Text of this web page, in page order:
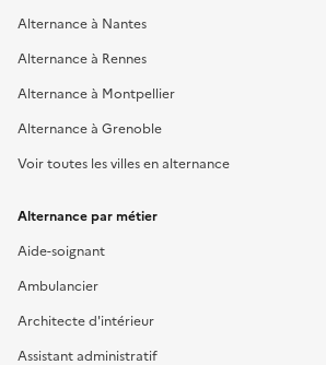
Alternance à Nantes
Alternance à Rennes
Alternance à Montpellier
Alternance à Grenoble
Voir toutes les villes en alternance
Alternance par métier
Aide-soignant
Ambulancier
Architecte d'intérieur
Assistant administratif